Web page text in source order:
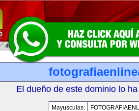
El dueño de este dominio lo
Mayusculas: